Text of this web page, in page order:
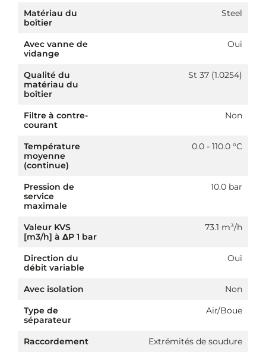
Matériau du
boîtier
Steel
Avec vanne de
vidange
Oui
Qualité du
matériau du
boîtier
St 37 (1.0254)
Filtre à contre-
courant
Non
Température
moyenne
(continue)
0.0 - 110.0 °C
Pression de
service
maximale
10.0 bar
Valeur KVS
[m3/h] à ΔP 1 bar
73.1 m³/h
Direction du
débit variable
Oui
Avec isolation
Non
Type de
séparateur
Air/Boue
Raccordement
Extrémités de soudure